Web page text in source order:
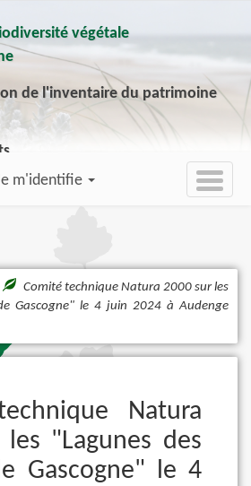
végétale
de l'inventaire du patrimoine
m'identifie
Comité technique Natura 2000 sur les
Gascogne" le 4 juin 2024 à Audenge
Natura
"Lagunes des
Gascogne" le 4